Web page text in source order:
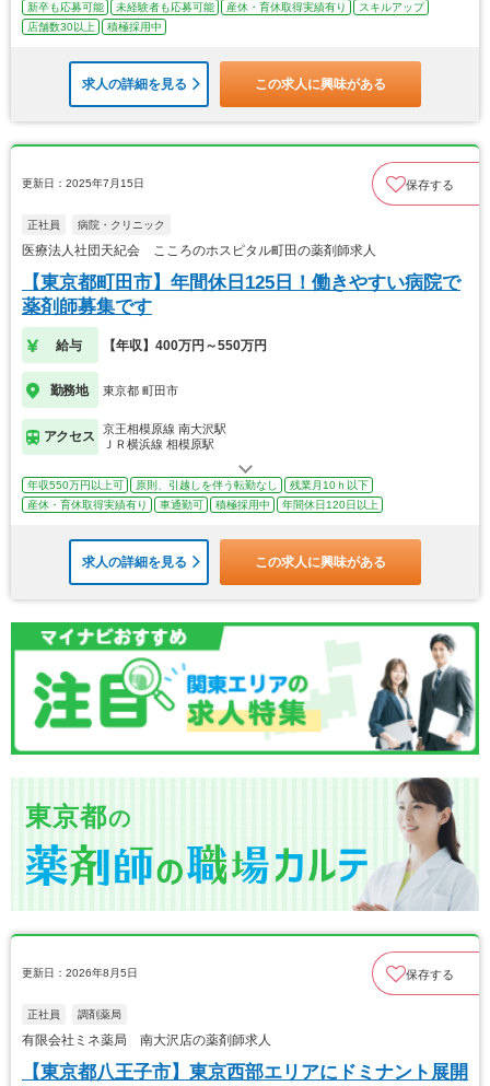
新卒も応募可能 未経験者も応募可能 産休・育休取得実績有り
スキルアップ
店舗数30以上
積極採用中
求人の詳細を見る この求人に興味がある
更新日：2025年7月15日 保存する
正社員 病院・クリニック
医療法人社団天紀会 こころのホスピタル町田の薬剤師求人
【東京都町田市】年間休日125日！働きやすい病院で
薬剤師募集です
給与 【年収】400万円～550万円
勤務地 東京都 町田市
アクセス
京王相模原線 南大沢駅
ＪＲ横浜線 相模原駅
年収550万円以上可 原則、引越しを伴う転勤なし
残業月10ｈ以下
産休・育休取得実績有り
車通勤可 積極採用中 年間休日120日以上
求人の詳細を見る この求人に興味がある
東京都の
更新日：2026年8月5日 保存する
正社員 調剤薬局
有限会社ミネ薬局 南大沢店の薬剤師求人
【東京都八王子市】東京西部エリアにドミナント展開